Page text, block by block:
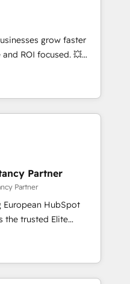
📈 End-to-
marketing and
enablement tools
strategies with
and 2,000+
across marketing,
grow faster
ROI focused. 💥
that can help you
your teams to
and improve user
marketing results.
optimising your
HubSpot
your teams to be
services using
& Platform
Partner
Partner
European HubSpot
you a roadmap on
Commercial
processes, we
and minimize